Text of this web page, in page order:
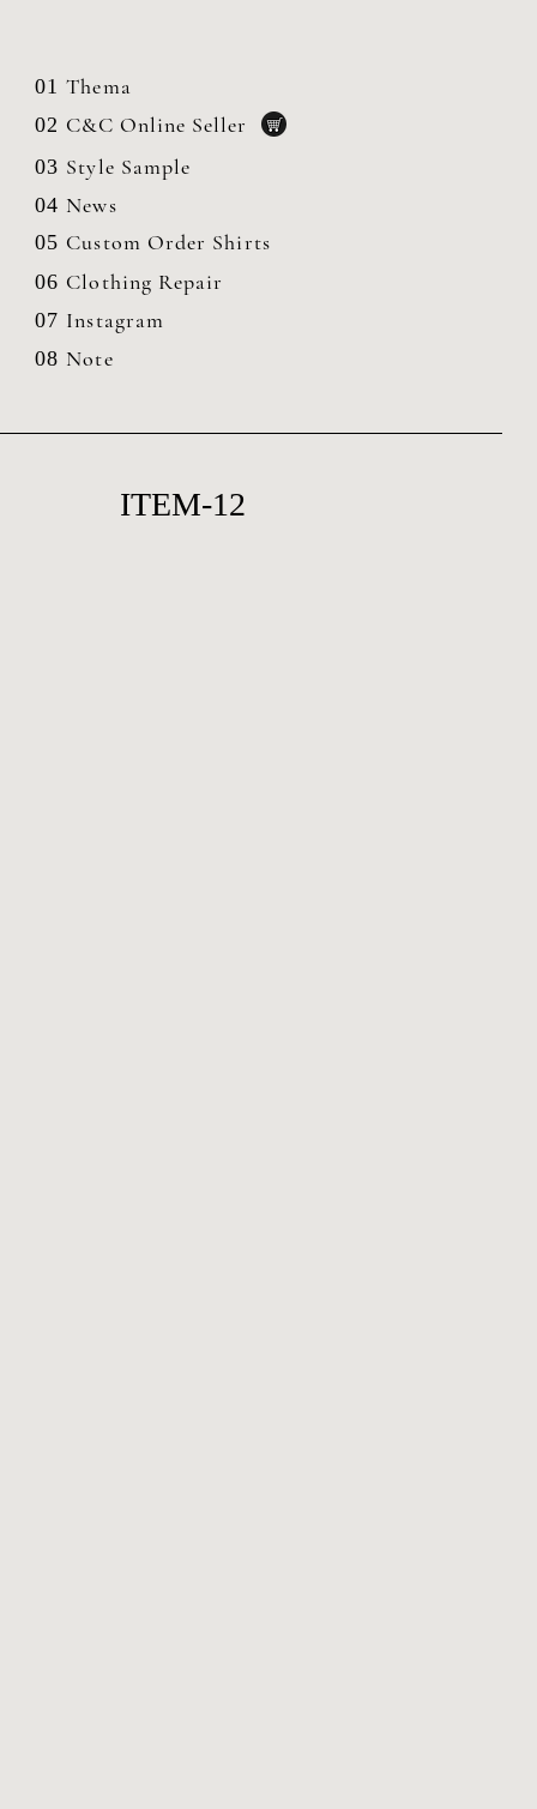
01 Thema
02 C&C Online Seller
03 Style Sample
04 News
05 Custom Order Shirts
06 Clothing Repair
07 Instagram
08 Note
ITEM-12